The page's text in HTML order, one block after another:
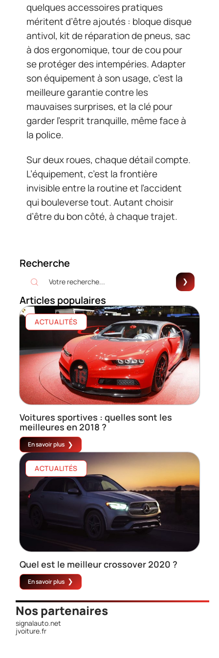
quelques accessoires pratiques
méritent d’être ajoutés : bloque disque
antivol, kit de réparation de pneus, sac
à dos ergonomique, tour de cou pour
se protéger des intempéries. Adapter
son équipement à son usage, c’est la
meilleure garantie contre les
mauvaises surprises, et la clé pour
garder l’esprit tranquille, même face à
la police.
Sur deux roues, chaque détail compte.
L’équipement, c’est la frontière
invisible entre la routine et l’accident
qui bouleverse tout. Autant choisir
d’être du bon côté, à chaque trajet.
Recherche
Articles populaires
ACTUALITÉS
Voitures sportives : quelles sont les
meilleures en 2018 ?
En savoir plus
ACTUALITÉS
Quel est le meilleur crossover 2020 ?
En savoir plus
Nos partenaires
signalauto.net
jvoiture.fr